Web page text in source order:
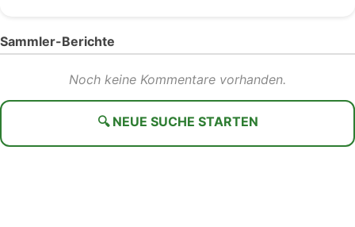
Sammler-Berichte
Noch keine Kommentare vorhanden.
🔍 NEUE SUCHE STARTEN